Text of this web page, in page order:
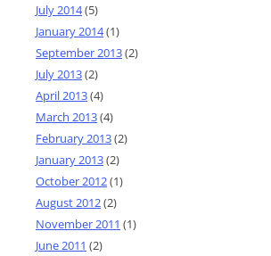
July 2014(5)
January 2014(1)
September 2013(2)
July 2013(2)
April 2013(4)
March 2013(4)
February 2013(2)
January 2013(2)
October 2012(1)
August 2012(2)
November 2011 (1)
June 2011 (2)